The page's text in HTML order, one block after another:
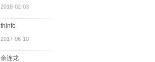
2018-02-03
thinfo
2017-06-10
余连龙